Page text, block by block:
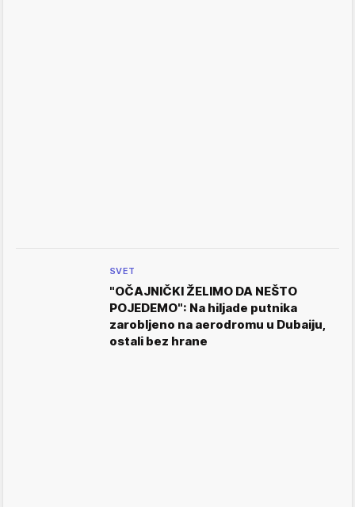
SVET
"OČAJNIČKI ŽELIMO DA NEŠTO
POJEDEMO": Na hiljade putnika
zarobljeno na aerodromu u Dubaiju,
ostali bez hrane